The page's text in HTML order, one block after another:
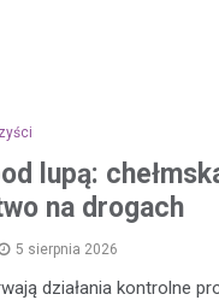
lupą:
na drogach
5 sierpnia 2026
działania kontrolne